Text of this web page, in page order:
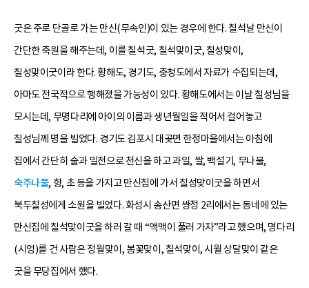
굿은 주로 단골로 가는 만신(무속인)이 있는 경우에 한다. 칠석날 만신이
간단한 축원을 해주는데, 이를 칠석굿, 칠석맞이굿, 칠성맞이,
칠성맞이굿이라 한다. 황해도, 경기도, 충청도에서 자료가 수집되는데,
아마도 전국적으로 행해졌을 가능성이 있다. 황해도에서는 이날 칠성님을
모시는데, 무명다리에 아이의 이름과 생년월일을 적어서 걸어놓고
칠성님께 명을 빌었다. 경기도 김포시 대곶면 한정마을에서는 아침에
집에서 간단히 술과 밀전으로 천신을 하고 과일, 쌀, 백설기, 무나물,
숙주나물, 향, 초 등을 가지고 만신집에 가서 칠성맞이굿을 하면서
북두칠성에게 소원을 빌었다. 화성시 송산면 쌍정 2리에서는 동네에 있는
만신집에 칠석맞이굿을 하러 갈 때 “액맥이 풀러 가자”라고 했으며, 명다리
(시엉)를 건 사람은 정월맞이, 봄꽃맞이, 칠석맞이, 시월 상달맞이 같은
굿을 무당집에서 했다.